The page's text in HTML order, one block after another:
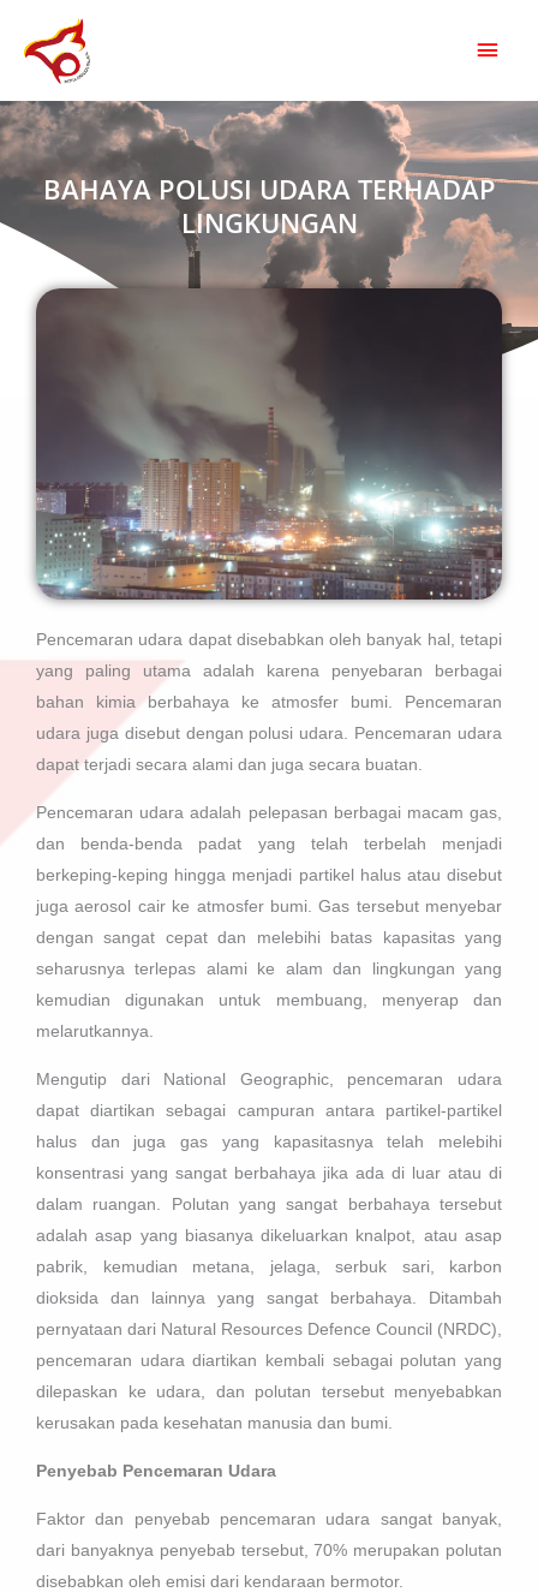
CONTENT
BAHAYA POLUSI UDARA TERHADAP
LINGKUNGAN
Pencemaran udara dapat disebabkan oleh banyak hal, tetapi
yang paling utama adalah karena penyebaran berbagai
bahan kimia berbahaya ke atmosfer bumi. Pencemaran
udara juga disebut dengan polusi udara. Pencemaran udara
dapat terjadi secara alami dan juga secara buatan.
Pencemaran udara adalah pelepasan berbagai macam gas,
dan benda-benda padat yang telah terbelah menjadi
berkeping-keping hingga menjadi partikel halus atau disebut
juga aerosol cair ke atmosfer bumi. Gas tersebut menyebar
dengan sangat cepat dan melebihi batas kapasitas yang
seharusnya terlepas alami ke alam dan lingkungan yang
kemudian digunakan untuk membuang, menyerap dan
melarutkannya.
Mengutip dari National Geographic, pencemaran udara
dapat diartikan sebagai campuran antara partikel-partikel
halus dan juga gas yang kapasitasnya telah melebihi
konsentrasi yang sangat berbahaya jika ada di luar atau di
dalam ruangan. Polutan yang sangat berbahaya tersebut
adalah asap yang biasanya dikeluarkan knalpot, atau asap
pabrik, kemudian metana, jelaga, serbuk sari, karbon
dioksida dan lainnya yang sangat berbahaya. Ditambah
pernyataan dari Natural Resources Defence Council (NRDC),
pencemaran udara diartikan kembali sebagai polutan yang
dilepaskan ke udara, dan polutan tersebut menyebabkan
kerusakan pada kesehatan manusia dan bumi.
Penyebab Pencemaran Udara
Faktor dan penyebab pencemaran udara sangat banyak,
dari banyaknya penyebab tersebut, 70% merupakan polutan
disebabkan oleh emisi dari kendaraan bermotor.